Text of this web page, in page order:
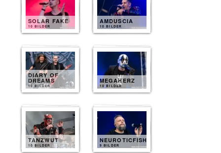
SOLAR FAKE
10 BILDER
AMDUSCIA
10 BILDER
DIARY OF
DREAMS
10 BILDER
MEGAHERZ
10 BILDER
TANZWUT
10 BILDER
NEUROTICFISH
9 BILDER